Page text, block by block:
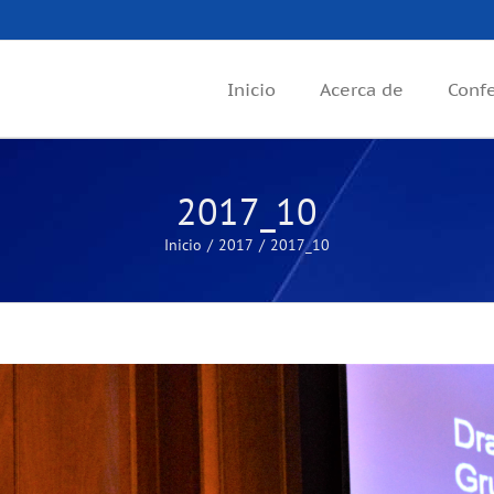
Inicio Acerca de
2017_10
Inicio 2017 2017_10